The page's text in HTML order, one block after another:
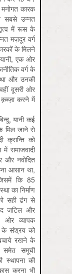
कारक
सबसे उन्नत
में रूस के
मज़दूर वर्ग
के मिलने
यानी, एक ओर
वर्ग के
और उनकी
दूसरी ओर
क़ब्ज़ा करने में
यानी कई
मिल जाने से
क्रान्ति को
समाजवादी
और नवोदित
आसान था,
कि 85
का निर्माण
सही ढंग से
जटिल और
ओर व्यापक
के संश्रय को
बचाये रखने के
समेत समूची
स्थापना की
करना भी